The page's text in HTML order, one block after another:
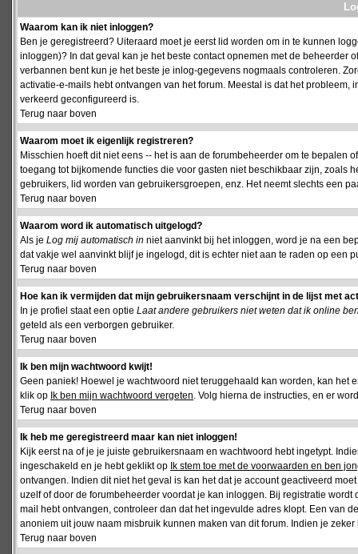
Waarom kan ik niet inloggen?
Ben je geregistreerd? Uiteraard moet je eerst lid worden om in te kunnen
inloggen)? In dat geval kan je het beste contact opnemen met de beheerder
verbannen bent kun je het beste je inlog-gegevens nogmaals controleren.
activatie-e-mails hebt ontvangen van het forum. Meestal is dat het
verkeerd geconfigureerd is.
Terug naar boven
Waarom moet ik eigenlijk registreren?
Misschien hoeft dit niet eens -- het is aan de forumbeheerder om te bepalen
toegang tot bijkomende functies die voor gasten niet beschikbaar zijn,
gebruikers, lid worden van gebruikersgroepen, enz. Het neemt slechts een
Terug naar boven
Waarom word ik automatisch uitgelogd?
Als je Log mij automatisch in niet aanvinkt bij het inloggen, word je na een
dat vakje wel aanvinkt blijf je ingelogd, dit is echter niet aan te raden op een
Terug naar boven
Hoe kan ik vermijden dat mijn gebruikersnaam verschijnt in de lijst met
In je profiel staat een optie Laat andere gebruikers niet weten dat ik online
geteld als een verborgen gebruiker.
Terug naar boven
Ik ben mijn wachtwoord kwijt!
Geen paniek! Hoewel je wachtwoord niet teruggehaald kan worden, kan
klik op Ik ben mijn wachtwoord vergeten. Volg hierna de instructies, en er
Terug naar boven
Ik heb me geregistreerd maar kan niet inloggen!
Kijk eerst na of je je juiste gebruikersnaam en wachtwoord hebt ingetypt.
ingeschakeld en je hebt geklikt op Ik stem toe met de voorwaarden en ben
ontvangen. Indien dit niet het geval is kan het dat je account geactiveerd
uzelf of door de forumbeheerder voordat je kan inloggen. Bij registratie
mail hebt ontvangen, controleer dan dat het ingevulde adres klopt. Een van
anoniem uit jouw naam misbruik kunnen maken van dit forum. Indien je
Terug naar boven